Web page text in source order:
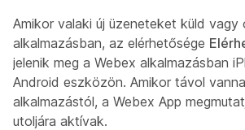
Amikor valaki új üzeneteket küld vagy
alkalmazásban, az elérhetősége
jelenik meg a Webex alkalmazásban
Android eszközön. Amikor távol
alkalmazástól, a Webex App
utoljára aktívak.